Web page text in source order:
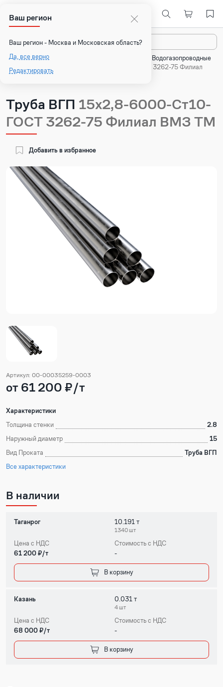
Ваш регион
Ваш регион - Москва и Московская область?
Да, все верно
Редактировать
Назад
Главная
Каталог
Водогазопроводные
трубы
Труба ВГП 15х2,8-6000-Ст10- ГОСТ 3262-75 Филиал
ВМЗ ТМ
Труба ВГП 15х2,8-6000-Ст10-
ГОСТ 3262-75 Филиал ВМЗ ТМ
Добавить в избранное
Артикул: 00-00035259-0003
от 61 200 ₽/т
Характеристики
Толщина стенки
2.8
Наружный диаметр
15
Вид Проката
Труба ВГП
Все характеристики
В наличии
Таганрог 10.191 т
1340 шт
Цена с НДС
61 200 ₽/т
Стоимость с НДС
-
В корзину
Казань 0.031 т
4 шт
Цена с НДС
68 000 ₽/т
Стоимость с НДС
-
В корзину